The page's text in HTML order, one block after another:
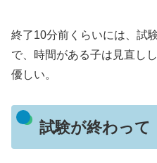
終了10分前くらいには、試
で、時間がある子は見直し
優しい。
試験が終わって